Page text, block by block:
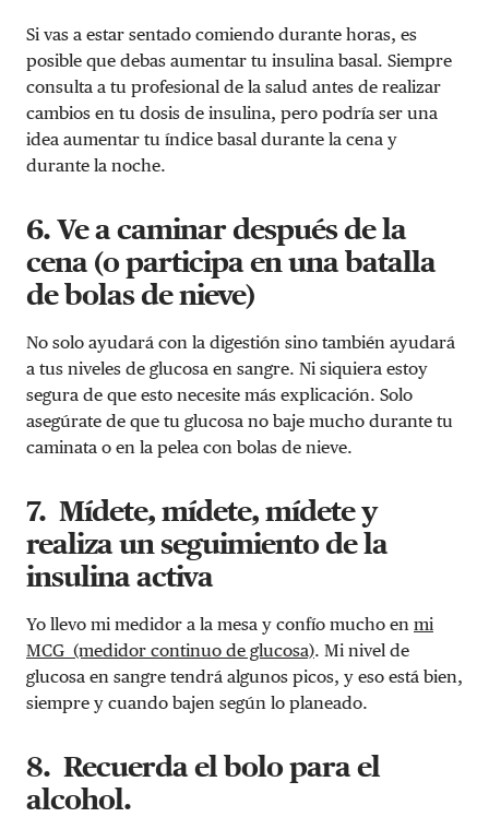
Si vas a estar sentado comiendo durante horas, es
posible que debas aumentar tu insulina basal. Siempre
consulta a tu profesional de la salud antes de realizar
cambios en tu dosis de insulina, pero podría ser una
idea aumentar tu índice basal durante la cena y
durante la noche.
6. Ve a caminar después de la
cena (o participa en una batalla
de bolas de nieve)
No solo ayudará con la digestión sino también ayudará
a tus niveles de glucosa en sangre. Ni siquiera estoy
segura de que esto necesite más explicación. Solo
asegúrate de que tu glucosa no baje mucho durante tu
caminata o en la pelea con bolas de nieve.
7. Mídete, mídete, mídete y
realiza un seguimiento de la
insulina activa
Yo llevo mi medidor a la mesa y confío mucho en mi
MCG (medidor continuo de glucosa). Mi nivel de
glucosa en sangre tendrá algunos picos, y eso está bien,
siempre y cuando bajen según lo planeado.
8. Recuerda el bolo para el
alcohol.